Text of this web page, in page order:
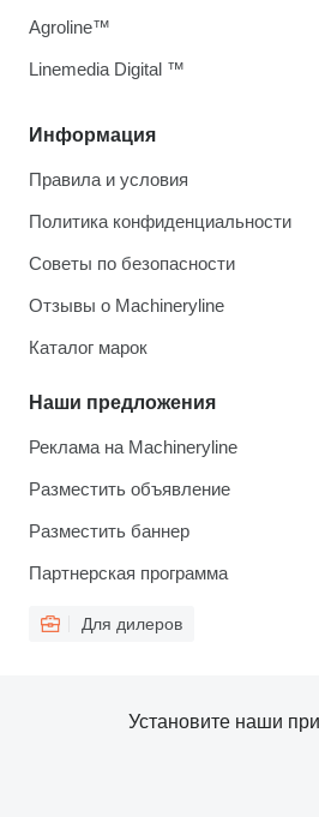
Информация
Правила и условия
Политика конфиденциальности
Советы по безопасности
Отзывы о Machineryline
Каталог марок
Наши предложения
Реклама на Machineryline
Разместить объявление
Разместить баннер
Партнерская программа
Для дилеров
Agroline™
Linemedia Digital ™
Установите наши